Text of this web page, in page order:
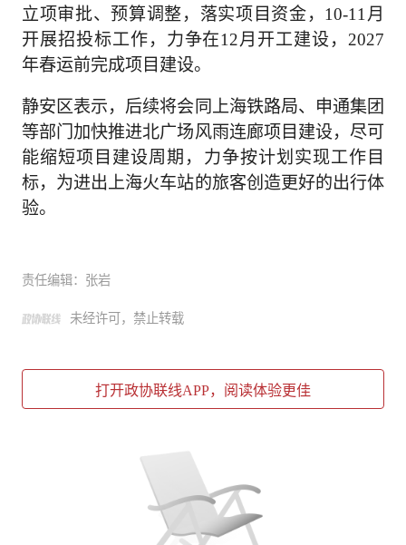
立项审批、预算调整，落实项目资金，10-11月
开展招投标工作，力争在12月开工建设，2027
年春运前完成项目建设。
静安区表示，后续将会同上海铁路局、申通集团
等部门加快推进北广场风雨连廊项目建设，尽可
能缩短项目建设周期，力争按计划实现工作目
标，为进出上海火车站的旅客创造更好的出行体
验。
责任编辑：张岩
未经许可，禁止转载
打开政协联线APP，阅读体验更佳